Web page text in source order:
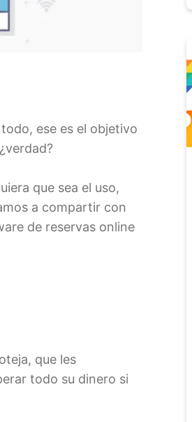
ese es el objetivo
que sea el uso,
a compartir con
de reservas online
que les
todo su dinero si